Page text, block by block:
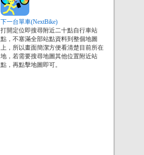
下一台單車(NextBike)
打開定位即搜尋附近二十點自行車站
點，不塞滿全部站點資料到整個地圖
上，所以畫面簡潔方便看清楚目前所在
地，若需要搜尋地圖其他位置附近站
點，再點擊地圖即可。